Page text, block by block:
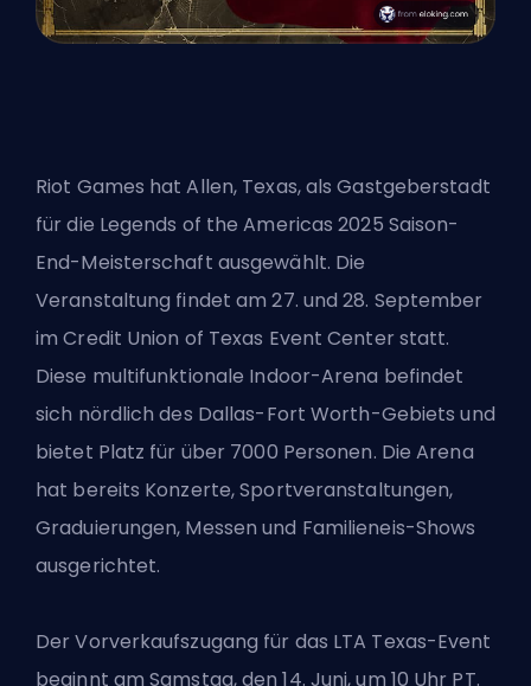
Riot Games hat Allen, Texas, als Gastgeberstadt
für die Legends of the Americas 2025 Saison-
End-Meisterschaft ausgewählt. Die
Veranstaltung findet am 27. und 28. September
im Credit Union of Texas Event Center statt.
Diese multifunktionale Indoor-Arena befindet
sich nördlich des Dallas-Fort Worth-Gebiets und
bietet Platz für über 7000 Personen. Die Arena
hat bereits Konzerte, Sportveranstaltungen,
Graduierungen, Messen und Familieneis-Shows
ausgerichtet.
Der Vorverkaufszugang für das LTA Texas-Event
beginnt am Samstag, den 14. Juni, um 10 Uhr PT.